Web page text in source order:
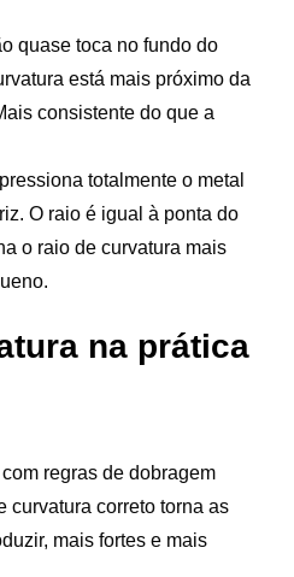
quase toca no fundo do
está mais próximo da
consistente do que a
totalmente o metal
O raio é igual à ponta do
o raio de curvatura mais
na prática
regras de dobragem
curvatura correto torna as
mais fortes e mais